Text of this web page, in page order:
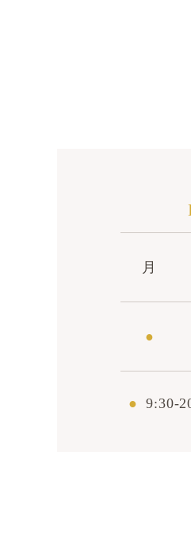
月
●
● 9:30-